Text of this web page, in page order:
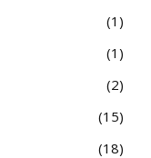
1
1
2
15
18